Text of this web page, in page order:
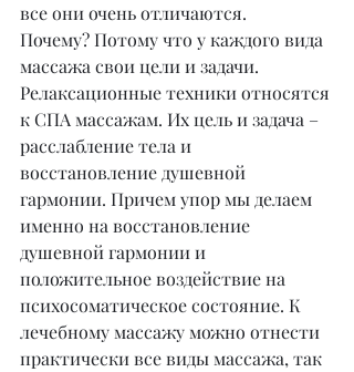
все они очень отличаются.
Почему? Потому что у каждого вида
массажа свои цели и задачи.
Релаксационные техники относятся
к СПА массажам. Их цель и задача –
расслабление тела и
восстановление душевной
гармонии. Причем упор мы делаем
именно на восстановление
душевной гармонии и
положительное воздействие на
психосоматическое состояние. К
лечебному массажу можно отнести
практически все виды массажа, так